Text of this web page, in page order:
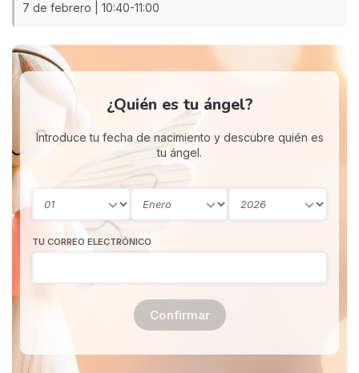
7 de febrero | 10:40-11:00
¿Quién es tu ángel?
Introduce tu fecha de nacimiento y descubre quién es
tu ángel.
TU CORREO ELECTRÓNICO
Confirmar